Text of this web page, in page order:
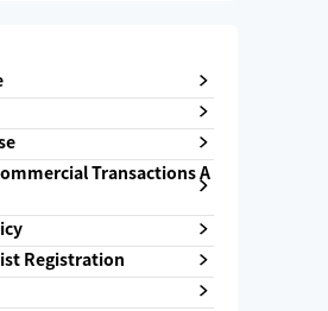
Transactions A
Registration